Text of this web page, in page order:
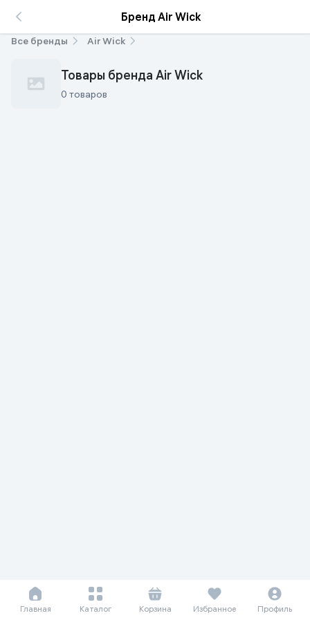
Бренд Air Wick
Все бренды Air Wick
Товары бренда Air Wick
0 товаров
Главная Каталог Корзина Избранное Профиль